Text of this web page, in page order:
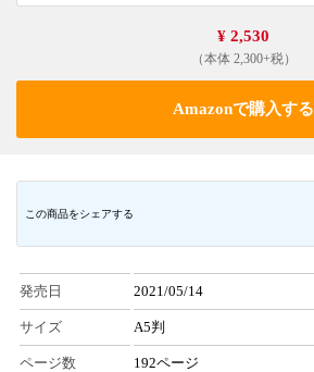
¥ 2,530
（本体 2,300+税）
Amazonで購入する
この商品をシェアする
発売日 2021/05/14
サイズ A5判
ページ数 192ページ